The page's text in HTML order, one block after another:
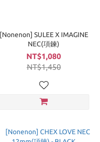
[Nonenon] SULEE X IMAGINE
NEC(項鍊)
NT$1,080
NT$1,450